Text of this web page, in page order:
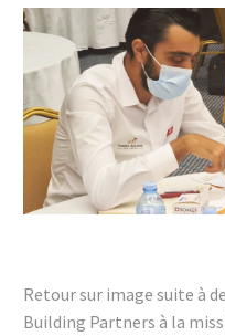
Retour sur image suite à
Building Partners à la